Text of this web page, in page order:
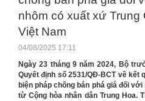
nhôm có xuất xứ Trung
Việt Nam
04/08/2025 17:11
Ngày 23 tháng 9 năm 2024, Bộ
Quyết định số 2531/QĐ-BCT về kết
biện pháp chống bán phá giá đối
từ Cộng hòa nhân dân Trung Hoa.